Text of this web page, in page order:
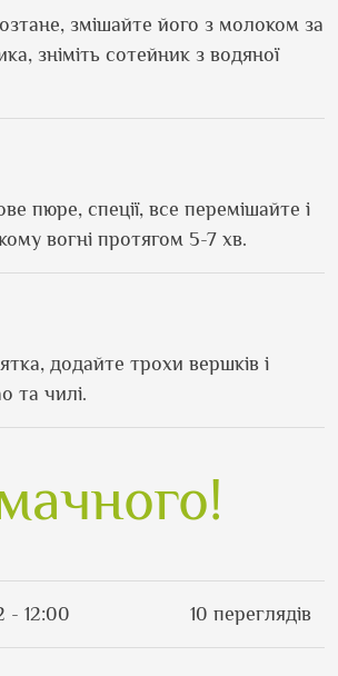
змішайте його з молоком за
зніміть сотейник з водяної
пюре, спеції, все перемішайте і
вогні протягом 5-7 хв.
додайте трохи вершків і
та чилі.
- 12:00 10 переглядів